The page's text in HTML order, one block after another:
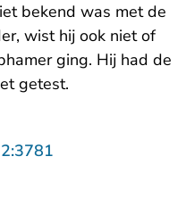
bekend was met de
wist hij ook niet of
ging. Hij had de
getest.